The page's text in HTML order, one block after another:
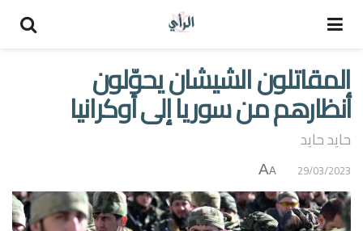
المقاتلون الشيشان يحوّلون
أنظارهم من سوريا إلى أوكرانيا
حايد حايد
29/03/2023
A
A